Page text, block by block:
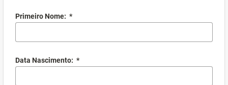
Primeiro Nome: *
Data Nascimento: *